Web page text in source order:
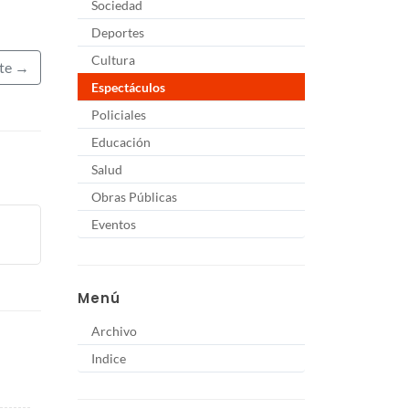
→
Sociedad
Deportes
Cultura
Espectáculos
Policiales
Educación
Salud
Obras Públicas
Eventos
Menú
Archivo
Indice